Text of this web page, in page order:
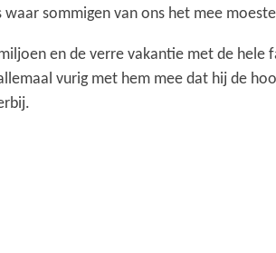
sommigen van ons het mee
en de verre vakantie met de hele
vurig met hem mee dat hij de